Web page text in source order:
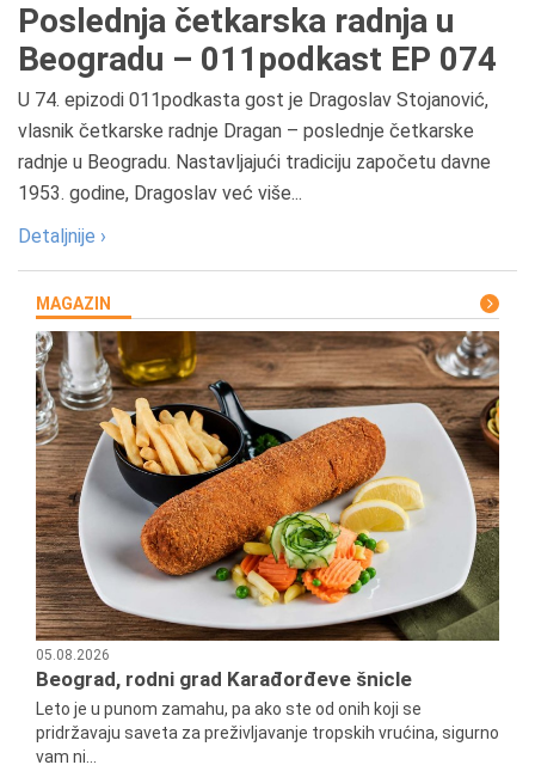
Poslednja četkarska radnja u
Beogradu – 011podkast EP 074
U 74. epizodi 011podkasta gost je Dragoslav Stojanović,
vlasnik četkarske radnje Dragan – poslednje četkarske
radnje u Beogradu. Nastavljajući tradiciju započetu davne
1953. godine, Dragoslav već više...
Detaljnije ›
MAGAZIN
05.08.2026
Beograd, rodni grad Karađorđeve šnicle
Leto je u punom zamahu, pa ako ste od onih koji se
pridržavaju saveta za preživljavanje tropskih vrućina, sigurno
vam ni...